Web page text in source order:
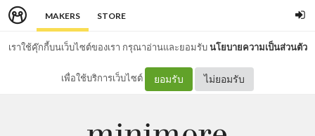
MAKERS STORE
เราใช้คุ๊กกี้บนเว็บไซต์ของเรา กรุณาอ่านและยอมรับนโยบายความเป็นส่วนตัว
เพื่อใช้บริการเว็บไซต์ ยอมรับ ไม่ยอมรับ